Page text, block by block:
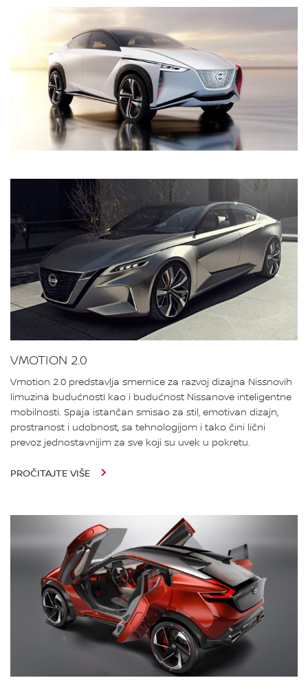
VMOTION 2.0
Vmotion 2.0 predstavlja smernice za razvoj dizajna Nissnovih
limuzina budućnostI kao i budućnost Nissanove inteligentne
mobilnosti. Spaja istančan smisao za stil, emotivan dizajn,
prostranost i udobnost, sa tehnologijom i tako čini lični
prevoz jednostavnijim za sve koji su uvek u pokretu.
PROČITAJTE VIŠE